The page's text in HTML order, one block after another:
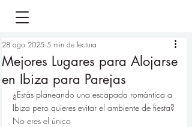
Mejores Lugares para Alojarse
en Ibiza para Parejas
28 ago 2025 5 min de lectura
¿Estás planeando una escapada romántica a
Ibiza pero quieres evitar el ambiente de fiesta?
No eres el único